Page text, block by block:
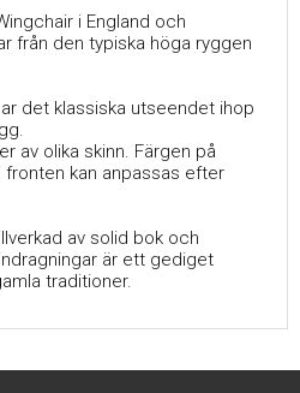
i England och
från den typiska höga ryggen
det klassiska utseendet ihop
av olika skinn. Färgen på
kan anpassas efter
av solid bok och
är ett gediget
traditioner.